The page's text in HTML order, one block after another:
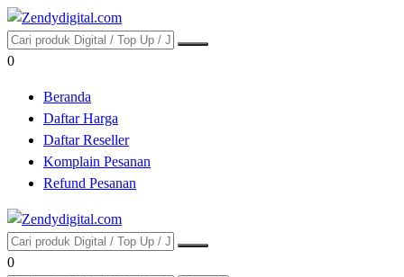
0
Beranda
Daftar Harga
Daftar Reseller
Komplain Pesanan
Refund Pesanan
0